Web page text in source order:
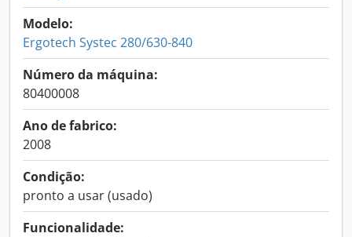
Modelo:
Ergotech Systec 280/630-840
Número da máquina:
80400008
Ano de fabrico:
2008
Condição:
pronto a usar (usado)
Funcionalidade: